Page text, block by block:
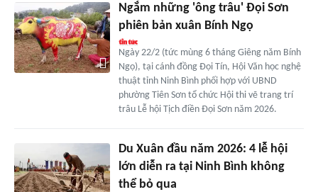
Ngắm những 'ông trâu' Đọi Sơn
phiên bản xuân Bính Ngọ
Ngày 22/2 (tức mùng 6 tháng Giêng năm Bính
Ngọ), tại cánh đồng Đọi Tín, Hội Văn học nghệ
thuật tỉnh Ninh Bình phối hợp với UBND
phường Tiên Sơn tổ chức Hội thi vẽ trang trí
trâu Lễ hội Tịch điền Đọi Sơn năm 2026.
Du Xuân đầu năm 2026: 4 lễ hội
lớn diễn ra tại Ninh Bình không
thể bỏ qua